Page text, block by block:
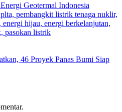
Geotermal Indonesia
46 Proyek Panas Bumi Siap